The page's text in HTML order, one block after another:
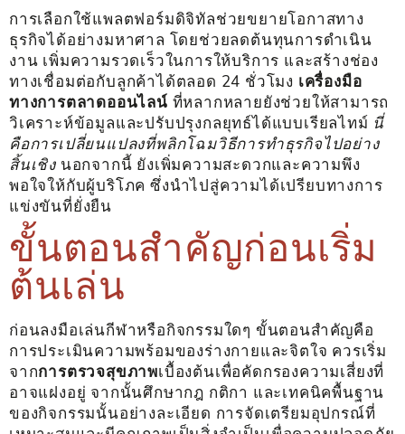
การเลือกใช้แพลตฟอร์มดิจิทัลช่วยขยายโอกาสทาง
ธุรกิจได้อย่างมหาศาล โดยช่วยลดต้นทุนการดำเนิน
งาน เพิ่มความรวดเร็วในการให้บริการ และสร้างช่อง
ทางเชื่อมต่อกับลูกค้าได้ตลอด 24 ชั่วโมง เครื่องมือ
ทางการตลาดออนไลน์ ที่หลากหลายยังช่วยให้สามารถ
วิเคราะห์ข้อมูลและปรับปรุงกลยุทธ์ได้แบบเรียลไทม์ นี่
คือการเปลี่ยนแปลงที่พลิกโฉมวิธีการทำธุรกิจไปอย่าง
สิ้นเชิง นอกจากนี้ ยังเพิ่มความสะดวกและความพึง
พอใจให้กับผู้บริโภค ซึ่งนำไปสู่ความได้เปรียบทางการ
แข่งขันที่ยั่งยืน
ขั้นตอนสำคัญก่อนเริ่ม
ต้นเล่น
ก่อนลงมือเล่นกีฬาหรือกิจกรรมใดๆ ขั้นตอนสำคัญคือ
การประเมินความพร้อมของร่างกายและจิตใจ ควรเริ่ม
จากการตรวจสุขภาพเบื้องต้นเพื่อคัดกรองความเสี่ยงที่
อาจแฝงอยู่ จากนั้นศึกษากฎ กติกา และเทคนิคพื้นฐาน
ของกิจกรรมนั้นอย่างละเอียด การจัดเตรียมอุปกรณ์ที่